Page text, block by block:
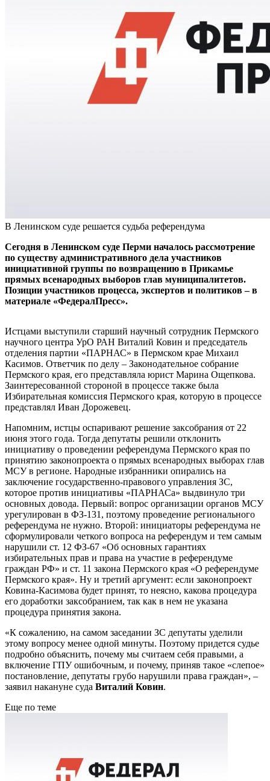
В Ленинском суде решается судьба референдума
Сегодня в Ленинском суде Перми началось рассмотрение
по существу административного дела участников
инициативной группы по возвращению в Прикамье
прямых всенародных выборов глав муниципалитетов.
Позиции участников процесса, экспертов и политиков – в
материале «ФедералПресс».
Истцами выступили старший научный сотрудник Пермского
научного центра УрО РАН Виталий Ковин и председатель
отделения партии «ПАРНАС» в Пермском крае Михаил
Касимов. Ответчик по делу – Законодательное собрание
Пермского края, его представляла юрист Марина Ощепкова.
Заинтересованной стороной в процессе также была
Избирательная комиссия Пермского края, которую в процессе
представлял Иван Дорожевец.
Напомним, истцы оспаривают решение заксобрания от 22
июня этого года. Тогда депутаты решили отклонить
инициативу о проведении референдума Пермского края по
принятию законопроекта о прямых всенародных выборах глав
МСУ в регионе. Народные избранники опирались на
заключение государственно-правового управления ЗС,
которое против инициативы «ПАРНАСа» выдвинуло три
основных довода. Первый: вопрос организации органов МСУ
урегулирован в ФЗ-131, поэтому проведение регионального
референдума не нужно. Второй: инициаторы референдума не
сформулировали четкого вопроса на референдум и тем самым
нарушили ст. 12 ФЗ-67 «Об основных гарантиях
избирательных прав и права на участие в референдуме
граждан РФ» и ст. 11 закона Пермского края «О референдуме
Пермского края». Ну и третий аргумент: если законопроект
Ковина-Касимова будет принят, то неясно, какова процедура
его доработки заксобранием, так как в нем не указана
процедура принятия закона.
«К сожалению, на самом заседании ЗС депутаты уделили
этому вопросу менее одной минуты. Поэтому придется судье
подробно объяснить, почему мы считаем себя правыми, а
включение ГПУ ошибочным, и почему, приняв такое «слепое»
постановление, депутаты грубо нарушили права граждан», –
заявил накануне суда Виталий Ковин.
Еще по теме